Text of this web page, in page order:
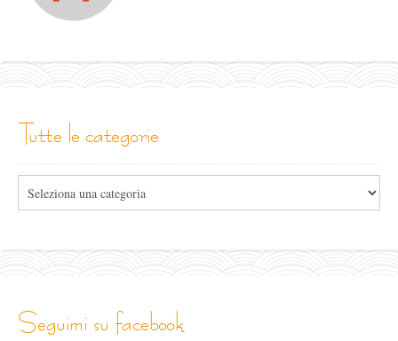
tutte le categorie
seguimi su facebook